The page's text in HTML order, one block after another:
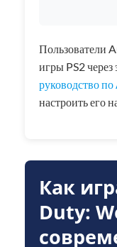
Пользователи
игры PS2
руководство
настроить его
Как
Duty: